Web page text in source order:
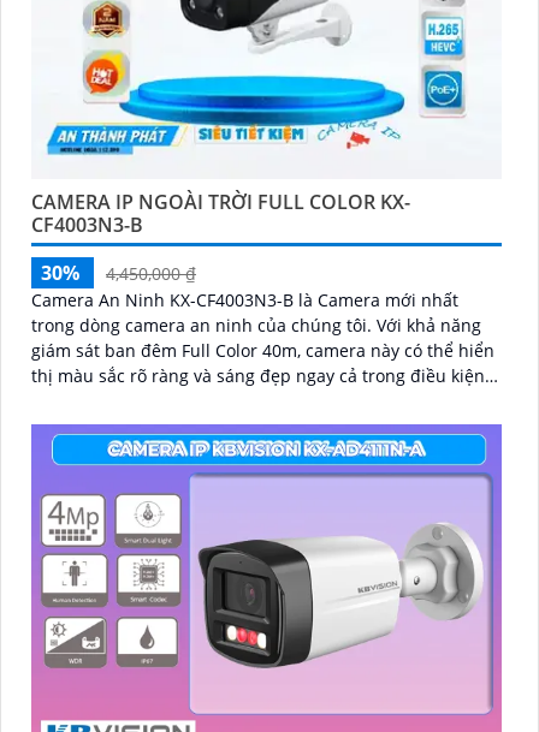
CAMERA IP NGOÀI TRỜI FULL COLOR KX-
CF4003N3-B
30%
4,450,000 ₫
Camera An Ninh KX-CF4003N3-B là Camera mới nhất
trong dòng camera an ninh của chúng tôi. Với khả năng
giám sát ban đêm Full Color 40m, camera này có thể hiển
thị màu sắc rõ ràng và sáng đẹp ngay cả trong điều kiện